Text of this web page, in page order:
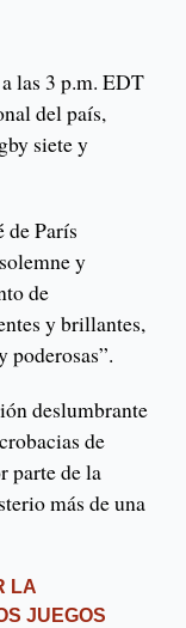
las 3 p.m. EDT
del país,
siete y
de París
y
de
y brillantes,
poderosas”.
deslumbrante
de
parte de la
más de una
LA
JUEGOS